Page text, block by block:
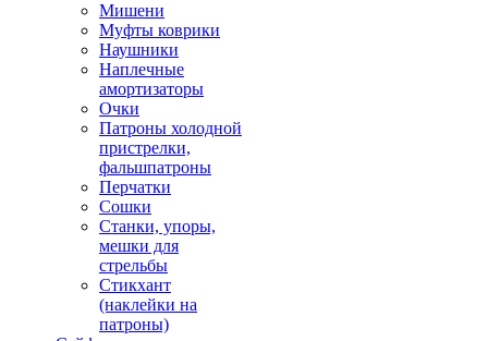
Мишени
Муфты коврики
Наушники
Наплечные
амортизаторы
Очки
Патроны холодной
пристрелки,
фальшпатроны
Перчатки
Сошки
Станки, упоры,
мешки для
стрельбы
Стикхант
(наклейки на
патроны)